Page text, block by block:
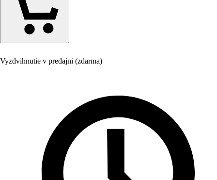
Vyzdvihnutie v predajni (zdarma)